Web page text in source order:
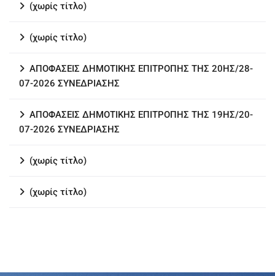
(χωρίς τίτλο)
(χωρίς τίτλο)
ΑΠΟΦΑΣΕΙΣ ΔΗΜΟΤΙΚΗΣ ΕΠΙΤΡΟΠΗΣ ΤΗΣ 20ΗΣ/28-
07-2026 ΣΥΝΕΔΡΙΑΣΗΣ
ΑΠΟΦΑΣΕΙΣ ΔΗΜΟΤΙΚΗΣ ΕΠΙΤΡΟΠΗΣ ΤΗΣ 19ΗΣ/20-
07-2026 ΣΥΝΕΔΡΙΑΣΗΣ
(χωρίς τίτλο)
(χωρίς τίτλο)